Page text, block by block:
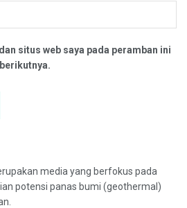
situs web saya pada peramban ini
media yang berfokus pada
potensi panas bumi (geothermal)